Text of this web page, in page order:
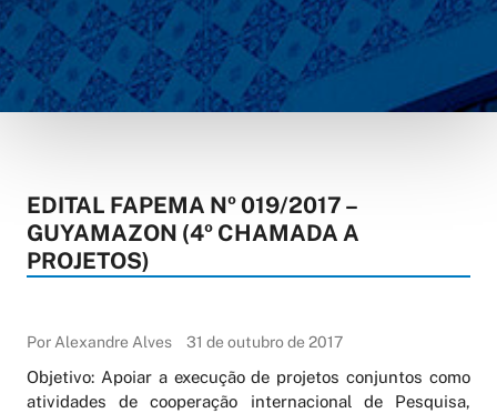
EDITAL FAPEMA Nº 019/2017 –
GUYAMAZON (4º CHAMADA A
PROJETOS)
Por Alexandre Alves 31 de outubro de 2017
Objetivo: Apoiar a execução de projetos conjuntos como
atividades de cooperação internacional de Pesquisa,